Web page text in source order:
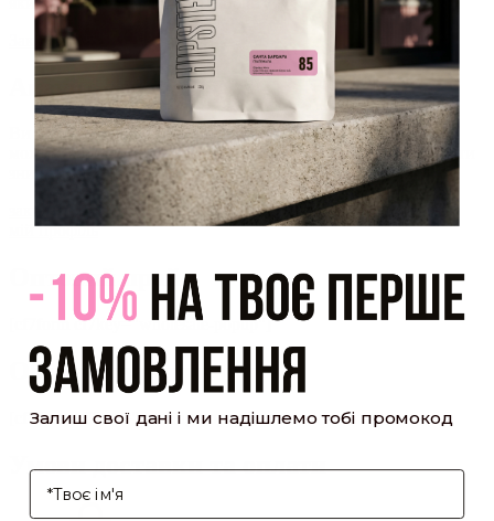
Закрити
Акаунт створено
Ви зареєструвалися на сайті Hipster.coffeeroasters і вже
можете користуватися особистим кабінетом, щоб отримувати
знижки та відстежувати історію замовлень!
мій профіль
Оптовий прайс
[cf7form cf7key="wholesale-popup"]
Обсмажування кави
[cf7form cf7key="roasting-popup"]
Умови доставки та оплати
Залиш свої дані і ми надішлемо тобі промокод
І'мя